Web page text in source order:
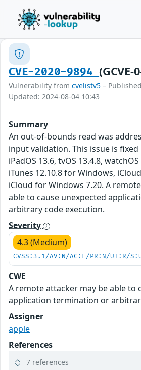
CVE-2020-9894(GCVE-
Vulnerability from cvelistv5 –
Updated: 2024-08-04 10:43
Summary
An out-of-bounds read was
input validation. This issue is fixed
iPadOS 13.6, tvOS 13.4.8,
iTunes 12.10.8 for Windows,
iCloud for Windows 7.20. A
able to cause unexpected
arbitrary code execution.
Severity
4.3 (Medium)
CVSS:3.1/AV:N/AC:L/PR:N/UI:R/
CWE
A remote attacker may be able to
application termination or
Assigner
apple
References
7 references